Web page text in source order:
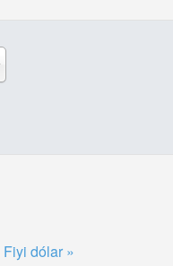
dólar »